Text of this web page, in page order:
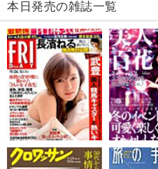
本日発売の雑誌一覧